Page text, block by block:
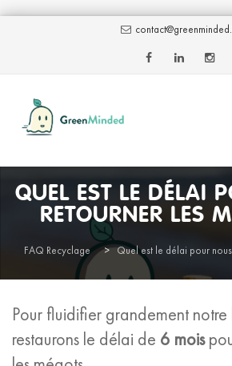
to
content
QUEL EST LE DÉLAI
RETOURNER LES
FAQ Recyclage > Quel est le délai pour
Pour fluidifier grandement
restaurons le délai de 6 mois